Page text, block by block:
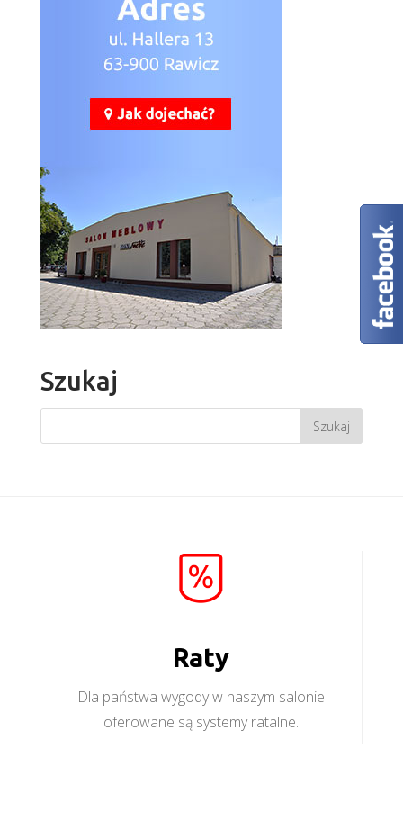
Szukaj
Raty
Dla państwa wygody w naszym salonie
oferowane są systemy ratalne.